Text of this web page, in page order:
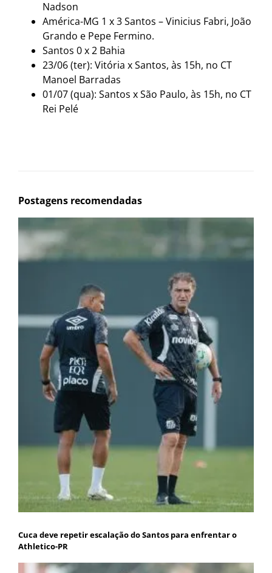
Nadson
América-MG 1 x 3 Santos – Vinicius Fabri, João
Grando e Pepe Fermino.
Santos 0 x 2 Bahia
23/06 (ter): Vitória x Santos, às 15h, no CT
Manoel Barradas
01/07 (qua): Santos x São Paulo, às 15h, no CT
Rei Pelé
Postagens recomendadas
Cuca deve repetir escalação do Santos para enfrentar o
Athletico-PR